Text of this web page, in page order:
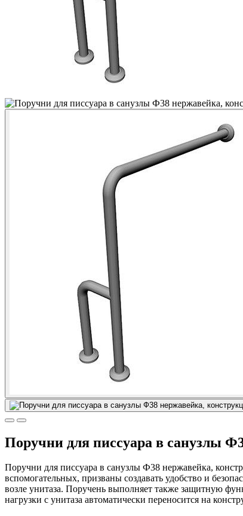
Поручни для писсуара в санузлы
Поручни для писсуара в санузлы Ф38 нержавейка,
вспомогательных, призваны создавать удобство и
возле унитаза. Поручень выполняет также защитную
нагрузки с унитаза автоматически переносится на